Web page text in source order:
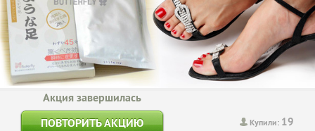
Купили: 19
Акция завершилась
ПОВТОРИТЬ АКЦИЮ